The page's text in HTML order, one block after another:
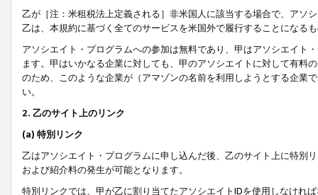
乙が［注：米租税法上定義される］非米国人に該当する場合で、アソ
乙は、本規約に基づく全てのサービスを米国外で履行することになる
アソシエイト・プログラムへの参加は無料であり、甲はアソシエイト
ます。甲はいかなる企業に対しても、甲のアソシエイトに対して有料
のため、このような企業が（アマゾンの名前を利用しようとする企業
い。
2. 乙のサイト上のリンク
(a) 特別リンク
乙はアソシエイト・プログラムに申し込んだ後、乙のサイト上に特別
および紹介料の発生が可能となります。
特別リンクでは、甲が乙に割り当てたアソシエイトIDを使用しなけれ